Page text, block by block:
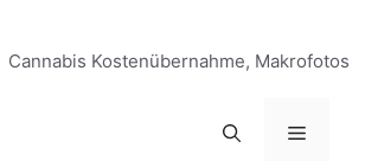
Cannabis Kostenübernahme, Makrofotos
Menü